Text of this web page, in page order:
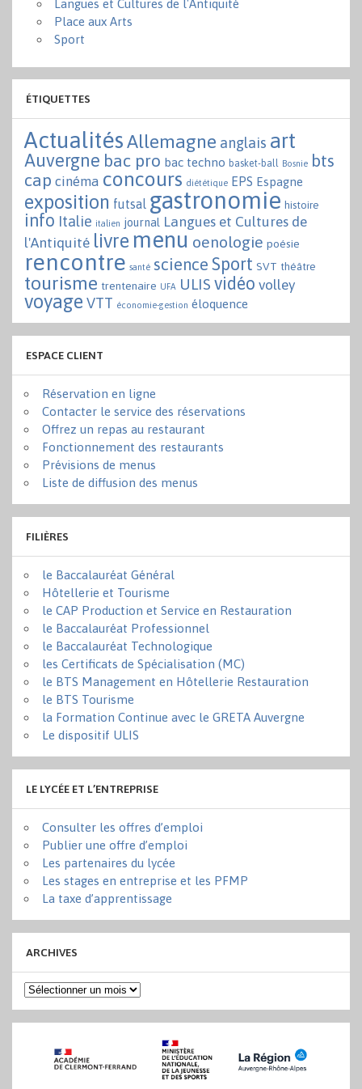
Langues et Cultures de l'Antiquité
Place aux Arts
Sport
ÉTIQUETTES
ActualitésAllemagne anglais art
Auvergne bac pro bac techno basket-ball Bosnie bts
cap cinéma concours diététique EPS Espagne
exposition futsal gastronomie histoire
info Italie italien journal Langues et Cultures de
l'Antiquité livre menu oenologie poésie
rencontre santé science Sport SVT théâtre
tourisme trentenaire UFA ULIS vidéo volley
voyage VTT économie-gestion éloquence
ESPACE CLIENT
Réservation en ligne
Contacter le service des réservations
Offrez un repas au restaurant
Fonctionnement des restaurants
Prévisions de menus
Liste de diffusion des menus
FILIÈRES
le Baccalauréat Général
Hôtellerie et Tourisme
le CAP Production et Service en Restauration
le Baccalauréat Professionnel
le Baccalauréat Technologique
les Certificats de Spécialisation (MC)
le BTS Management en Hôtellerie Restauration
le BTS Tourisme
la Formation Continue avec le GRETA Auvergne
Le dispositif ULIS
LE LYCÉE ET L’ENTREPRISE
Consulter les offres d’emploi
Publier une offre d’emploi
Les partenaires du lycée
Les stages en entreprise et les PFMP
La taxe d’apprentissage
ARCHIVES
Archives